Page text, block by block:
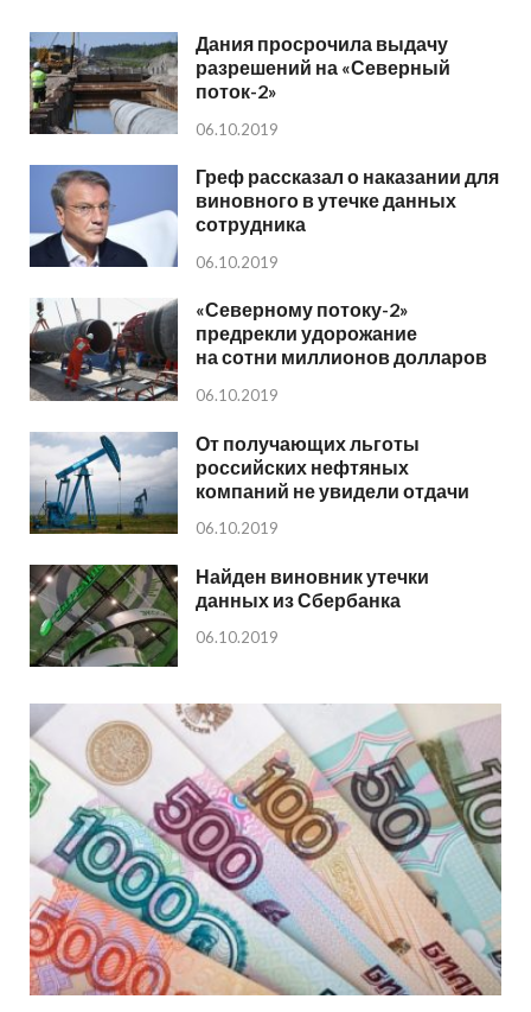
Дания просрочила выдачу
разрешений на «Северный
поток-2»
06.10.2019
Греф рассказал о наказании для
виновного в утечке данных
сотрудника
06.10.2019
«Северному потоку-2»
предрекли удорожание
на сотни миллионов долларов
06.10.2019
От получающих льготы
российских нефтяных
компаний не увидели отдачи
06.10.2019
Найден виновник утечки
данных из Сбербанка
06.10.2019